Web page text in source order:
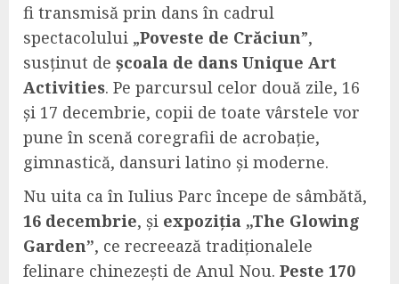
fi transmisă prin dans în cadrul
spectacolului „Poveste de Crăciun”,
susținut de școala de dans Unique Art
Activities. Pe parcursul celor două zile, 16
și 17 decembrie, copii de toate vârstele vor
pune în scenă coregrafii de acrobație,
gimnastică, dansuri latino și moderne.
Nu uita ca în Iulius Parc începe de sâmbătă,
16 decembrie, și expoziția „The Glowing
Garden”, ce recreează tradiționalele
felinare chinezești de Anul Nou. Peste 170